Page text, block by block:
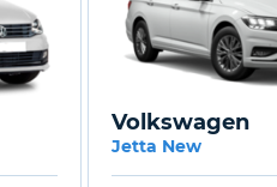
Volkswagen
Jetta New